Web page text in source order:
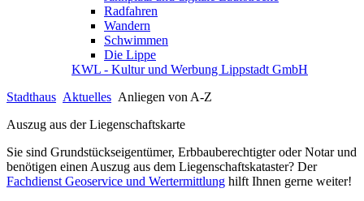
Radfahren
Wandern
Schwimmen
Die Lippe
KWL - Kultur und Werbung Lippstadt GmbH
Stadthaus Aktuelles Anliegen von A-Z
Auszug aus der Liegenschaftskarte
Sie sind Grundstückseigentümer, Erbbauberechtigter oder Notar und
benötigen einen Auszug aus dem Liegenschaftskataster? Der
Fachdienst Geoservice und Wertermittlung hilft Ihnen gerne weiter!